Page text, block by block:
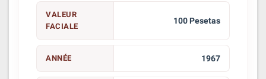
VALEUR
FACIALE
100 Pesetas
ANNÉE 1967